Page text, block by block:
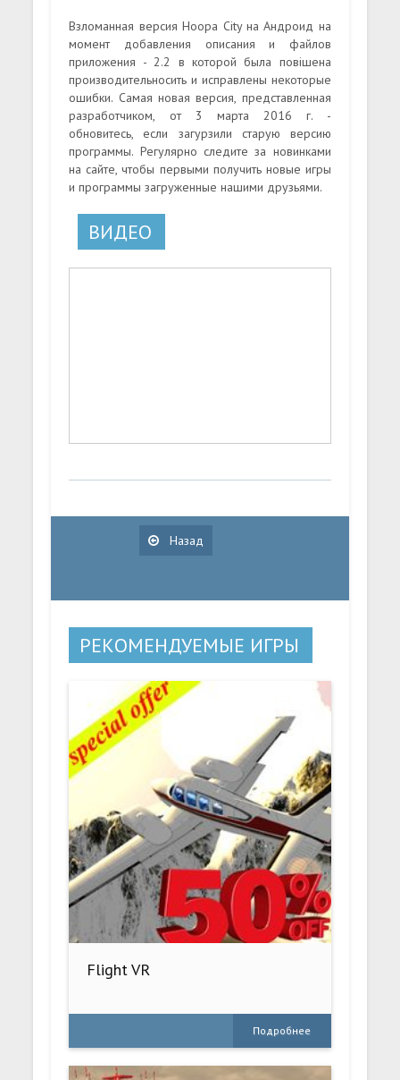
Взломанная версия Hoopa City на Андроид на
момент добавления описания и файлов
приложения - 2.2 в которой была повішена
производительносить и исправлены некоторые
ошибки. Самая новая версия, представленная
разработчиком, от 3 марта 2016 г. -
обновитесь, если загурзили старую версию
программы. Регулярно следите за новинками
на сайте, чтобы первыми получить новые игры
и программы загруженные нашими друзьями.
ВИДЕО
Назад
РЕКОМЕНДУЕМЫЕ ИГРЫ
Flight VR
Подробнее